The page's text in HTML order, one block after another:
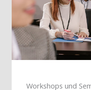
Workshops und